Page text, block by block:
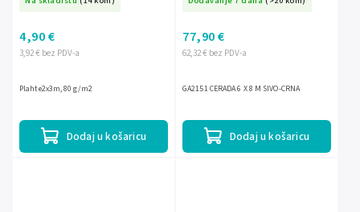
3,92 € bez PDV-a
4,90 €
Dodaj u košaricu
Plahte2x3m, 80 g/m2
62,32 € bez PDV-a
77,90 €
Dodaj u košaricu
GA2151 CERADA 6 X 8 M SIVO-CRNA